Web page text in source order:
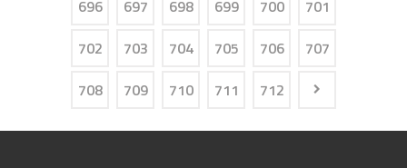
696
697 698 699 700
701
702
703 704 705 706
707
708
709 710 711 712